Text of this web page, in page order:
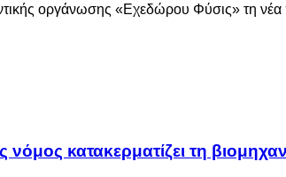
οργάνωσης «Εχεδώρου Φύσις» τη
κατακερματίζει τη